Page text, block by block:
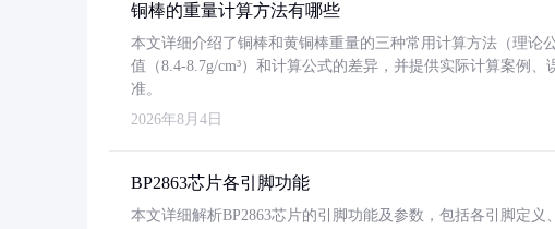
铜棒的重量计算方法有哪些
本文详细介绍了铜棒和黄铜棒重量的三种常用计算方法（理论
值（8.4-8.7g/cm³）和计算公式的差异，并提供实际计算案例
准。
2026年8月4日
BP2863芯片各引脚功能
本文详细解析BP2863芯片的引脚功能及参数，包括各引脚定